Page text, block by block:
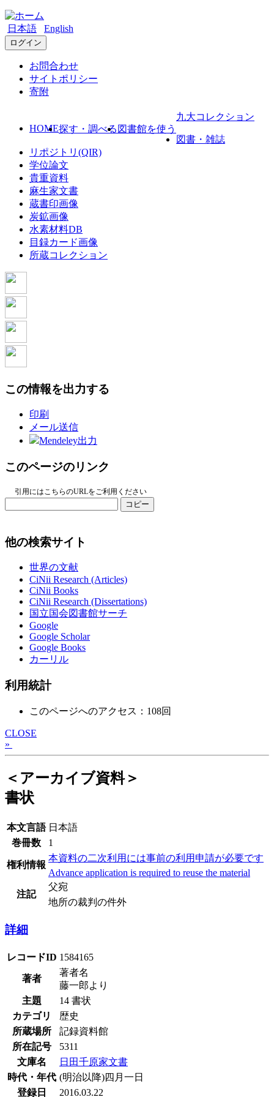
日本語 English
ログイン
お問合わせ
サイトポリシー
寄附
HOME探す・調べる 図書館を使う
九大コレクション
図書・雑誌
リポジトリ(QIR)
学位論文
貴重資料
麻生家文書
蔵書印画像
炭鉱画像
水素材料DB
目録カード画像
所蔵コレクション
この情報を出力する
印刷
メール送信
Mendeley出力
このページのリンク
引用にはこちらのURLをご利用ください
コピー
他の検索サイト
世界の文献
CiNii Research (Articles)
CiNii Books
CiNii Research (Dissertations)
国立国会図書館サーチ
Google
Google Scholar
Google Books
カーリル
利用統計
このページへのアクセス：108回
CLOSE
»
＜アーカイブ資料＞
書状
本文言語 日本語
巻冊数
1
権利情報
本資料の二次利用には事前の利用申請が必要です
Advance application is required to reuse the material
注記
父宛
地所の裁判の件外
詳細
レコードID 1584165
著者
著者名
藤一郎より
主題
14 書状
カテゴリ
歴史
所蔵場所
記録資料館
所在記号
5311
文庫名
日田千原家文書
時代・年代 (明治以降)四月一日
登録日
2016.03.22